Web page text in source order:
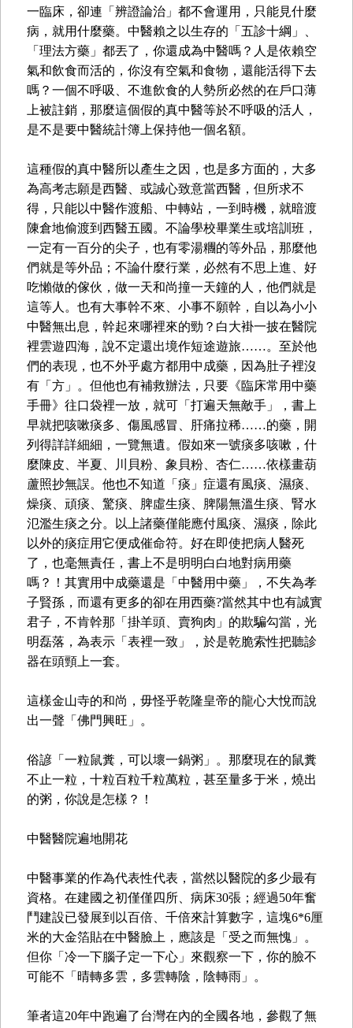
一臨床，卻連「辨證論治」都不會運用，只能見什麼
病，就用什麼藥。中醫賴之以生存的「五診十綱」、
「理法方藥」都丟了，你還成為中醫嗎？人是依賴空
氣和飲食而活的，你沒有空氣和食物，還能活得下去
嗎？一個不呼吸、不進飲食的人勢所必然的在戶口薄
上被註銷，那麼這個假的真中醫等於不呼吸的活人，
是不是要中醫統計簿上保持他一個名額。
這種假的真中醫所以產生之因，也是多方面的，大多
為高考志願是西醫、或誠心致意當西醫，但所求不
得，只能以中醫作渡船、中轉站，一到時機，就暗渡
陳倉地偷渡到西醫五國。不論學校畢業生或培訓班，
一定有一百分的尖子，也有零湯糰的等外品，那麼他
們就是等外品；不論什麼行業，必然有不思上進、好
吃懶做的傢伙，做一天和尚撞一天鐘的人，他們就是
這等人。也有大事幹不來、小事不願幹，自以為小小
中醫無出息，幹起來哪裡來的勁？白大褂一披在醫院
裡雲遊四海，說不定還出境作短途遊旅……。至於他
們的表現，也不外乎處方都用中成藥，因為肚子裡沒
有「方」。但他也有補救辦法，只要《臨床常用中藥
手冊》往口袋裡一放，就可「打遍天無敵手」，書上
早就把咳嗽痰多、傷風感冒、肝痛拉稀……的藥，開
列得詳詳細細，一覽無遺。假如來一號痰多咳嗽，什
麼陳皮、半夏、川貝粉、象貝粉、杏仁……依樣畫葫
蘆照抄無誤。他也不知道「痰」症還有風痰、濕痰、
燥痰、頑痰、驚痰、脾虛生痰、脾陽無溫生痰、腎水
氾濫生痰之分。以上諸藥僅能應付風痰、濕痰，除此
以外的痰症用它便成催命符。好在即使把病人醫死
了，也毫無責任，書上不是明明白白地對病用藥
嗎？！其實用中成藥還是「中醫用中藥」，不失為孝
子賢孫，而還有更多的卻在用西藥?當然其中也有誠實
君子，不肯幹那「掛羊頭、賣狗肉」的欺騙勾當，光
明磊落，為表示「表裡一致」，於是乾脆索性把聽診
器在頭頸上一套。
這樣金山寺的和尚，毋怪乎乾隆皇帝的龍心大悅而說
出一聲「佛門興旺」。
俗諺「一粒鼠糞，可以壞一鍋粥」。那麼現在的鼠糞
不止一粒，十粒百粒千粒萬粒，甚至量多于米，燒出
的粥，你說是怎樣？！
中醫醫院遍地開花
中醫事業的作為代表性代表，當然以醫院的多少最有
資格。在建國之初僅僅四所、病床30張；經過50年奮
鬥建設已發展到以百倍、千倍來計算數字，這塊6*6厘
米的大金箔貼在中醫臉上，應該是「受之而無愧」。
但你「冷一下腦子定一下心」來觀察一下，你的臉不
可能不「晴轉多雲，多雲轉陰，陰轉雨」。
筆者這20年中跑遍了台灣在內的全國各地，參觀了無